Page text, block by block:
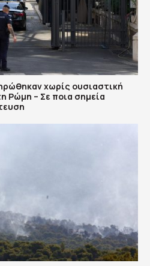
χωρίς ουσιαστική
Ρώμη – Σε ποια σημεία